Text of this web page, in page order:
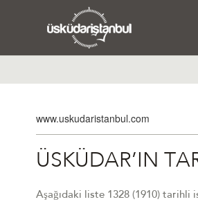
www.uskudaristanbul.com
ÜSKÜDAR’IN
Aşağıdaki liste 1328 (1910) tarihli